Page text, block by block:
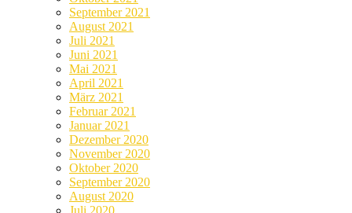
September 2021
August 2021
Juli 2021
Juni 2021
Mai 2021
April 2021
März 2021
Februar 2021
Januar 2021
Dezember 2020
November 2020
Oktober 2020
September 2020
August 2020
Juli 2020